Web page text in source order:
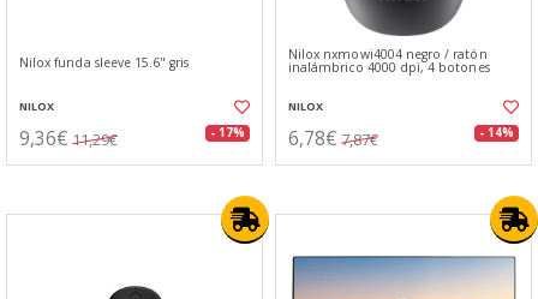
Nilox funda sleeve 15.6" gris
NILOX
9,36€ 11,29€ - 17%
Nilox nxmowi4004 negro / ratón
inalámbrico 4000 dpi, 4 botones
NILOX
6,78€ 7,87€ - 14%